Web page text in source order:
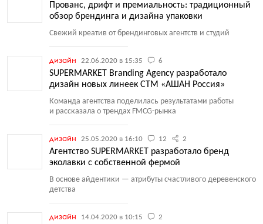
Прованс, дрифт и премиальность: традиционный
обзор брендинга и дизайна упаковки
Свежий креатив от брендинговых агентств и студий
дизайн 22.06.2020 в 15:35 6
SUPERMARKET Branding Agency разработало
дизайн новых линеек СТМ «АШАН Россия»
Команда агентства поделилась результатами работы
и рассказала о трендах FMCG-рынка
дизайн 25.05.2020 в 16:10 12 2
Агентство SUPERMARKET разработало бренд
эколавки с собственной фермой
В основе айдентики — атрибуты счастливого деревенского
детства
дизайн 14.04.2020 в 10:15 2